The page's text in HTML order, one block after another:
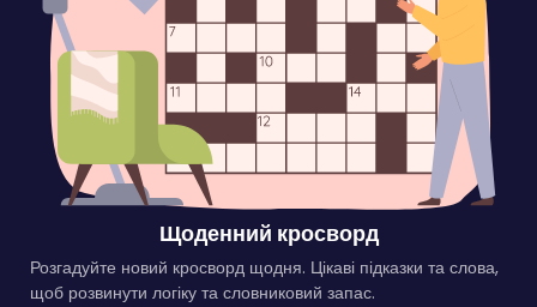
Щоденний кросворд
Розгадуйте новий кросворд щодня. Цікаві підказки та слова,
щоб розвинути логіку та словниковий запас.